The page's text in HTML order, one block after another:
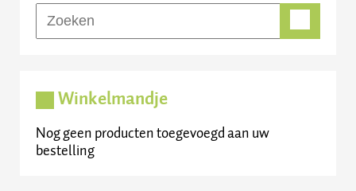
Winkelmandje
Nog geen producten toegevoegd aan uw
bestelling